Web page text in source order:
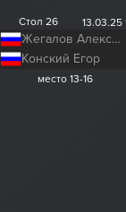
Стол 26 13.03.25
Жегалов Александр
Конский Егор
место 13-16